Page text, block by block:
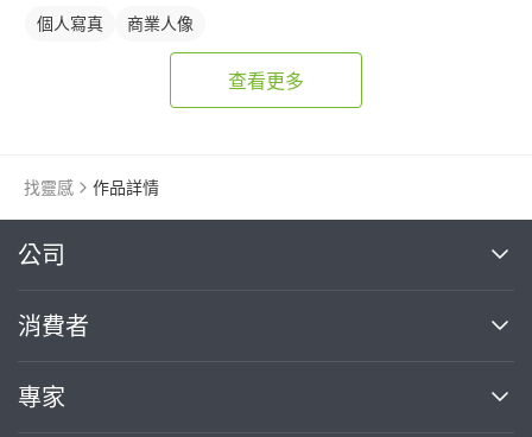
個人寫真 商業人像
查看更多
找靈感 作品詳情
公司
關於我們
部落格
消費者
買服務
專家
繼續完成